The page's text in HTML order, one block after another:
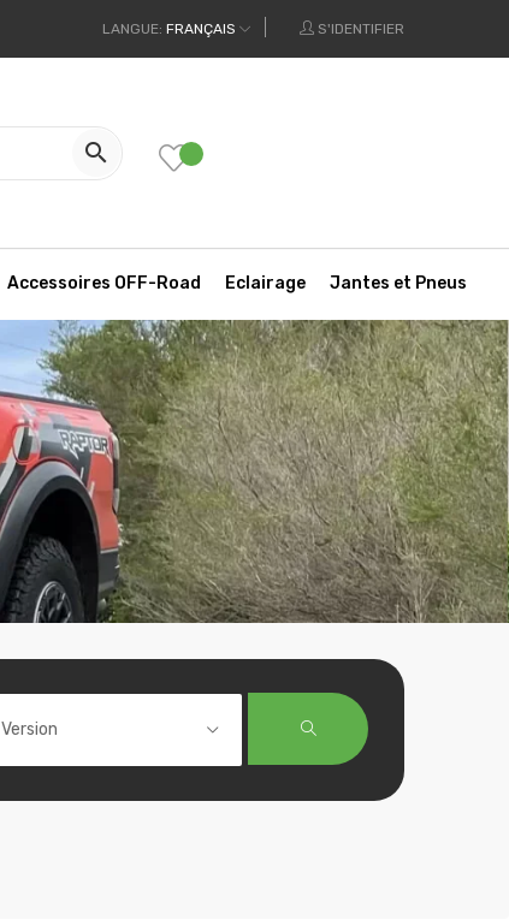
LANGUE: FRANÇAIS S'IDENTIFIER

Accessoires OFF-Road Eclairage Jantes et Pneus
Version